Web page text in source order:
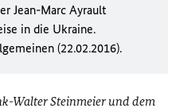
Jean-Marc Ayrault
in die Ukraine.
(22.02.2016).
Walter Steinmeier und dem